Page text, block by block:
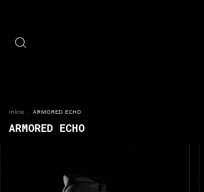
Início ARMORED ECHO
ARMORED ECHO